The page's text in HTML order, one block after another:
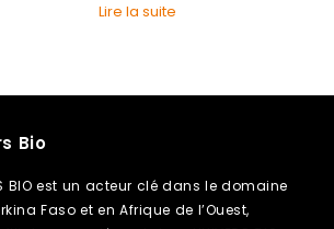
Lire la suite
Bio
BIO est un acteur clé dans le domaine
Faso et en Afrique de l’Ouest,